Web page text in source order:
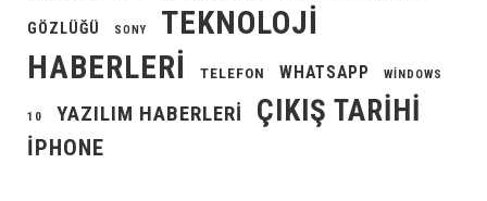
GÖZLÜĞÜ SONY
TEKNOLOJI
HABERLERI
TELEFON WHATSAPP WINDOWS
10 YAZILIM HABERLERI ÇIKIŞ TARIHI
İPHONE